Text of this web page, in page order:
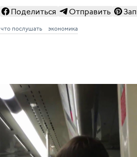
Поделиться Отправить
что послушать экономика